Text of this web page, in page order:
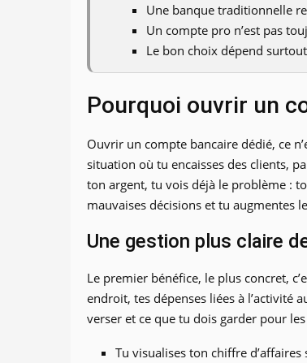
Une banque traditionnelle
Un compte pro n’est pas
Le bon choix dépend
Pourquoi ouvrir un
Ouvrir un compte bancaire dédié, ce
situation où tu encaisses des clients,
ton argent, tu vois déjà le problème :
mauvaises décisions et tu augmentes
Une gestion plus claire
Le premier bénéfice, le plus concret,
endroit, tes dépenses liées à l’activité
verser et ce que tu dois garder pour les
Tu visualises ton chiffre